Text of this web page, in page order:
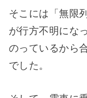
そこには「無限
が行方不明にな
のっているから
でした。